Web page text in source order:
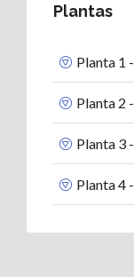
Plantas
Planta 1
Planta 2
Planta 3
Planta 4